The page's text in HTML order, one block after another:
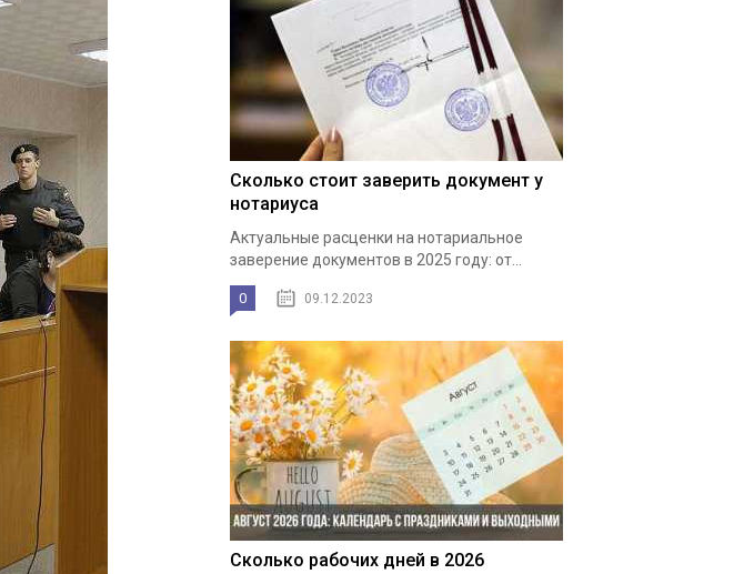
Сколько стоит заверить документ у
нотариуса
Актуальные расценки на нотариальное
заверение документов в 2025 году: от...
0 09.12.2023
Сколько рабочих дней в 2026